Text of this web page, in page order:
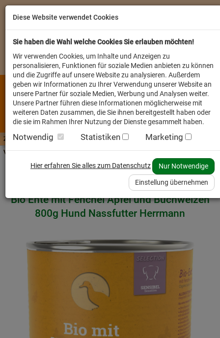
Zutaten A-Z Futterwissen mit Vorrat SPAREN AllesFinder
Service FAQ
Verkäufer vor Ort
Startseite Heimtier Hund Nassfutter
Bio Ente mit Fenchel Apfel und Buchweizen
800g Hund Nassfutter Herrmann
Diese Website verwendet Cookies
Sie haben die Wahl welche Cookies Sie erlauben möchten!
Wir verwenden Cookies, um Inhalte und Anzeigen zu
personalisieren, Funktionen für soziale Medien anbieten zu können
und die Zugriffe auf unsere Website zu analysieren. Außerdem
geben wir Informationen zu Ihrer Verwendung unserer Website an
unsere Partner für soziale Medien, Werbung und Analysen weiter.
Unsere Partner führen diese Informationen möglicherweise mit
weiteren Daten zusammen, die Sie ihnen bereitgestellt haben oder
die sie im Rahmen Ihrer Nutzung der Dienste gesammelt haben.
Notwendig Statistiken Marketing
Hier erfahren Sie alles zum Datenschutz Nur Notwendige
Einstellung übernehmen